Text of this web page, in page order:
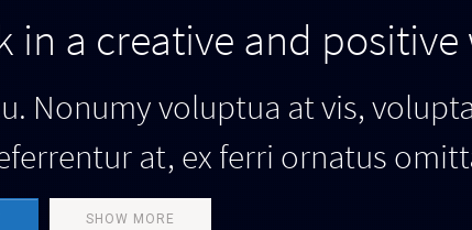
a creative and positive
Nonumy voluptua at vis,
at, ex ferri ornatus
SHOW MORE